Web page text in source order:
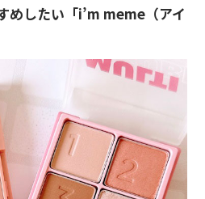
めしたい「i’m meme（アイ